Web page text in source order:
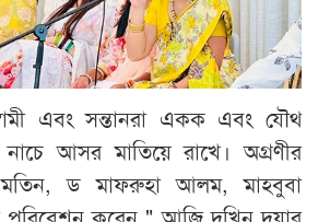
এবং সন্তানরা একক এবং যৌথ
আসর মাতিয়ে রাখে। অগ্রণীর
মতিন, ড মাফরুহা আলম, মাহবুবা
পরিবেশন করেন " আজি দখিন দুয়ার